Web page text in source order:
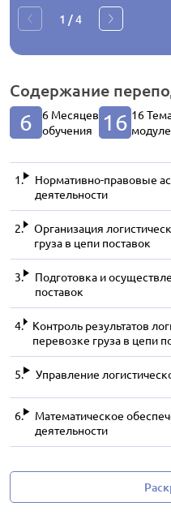
1 /4
Содержание
6
6 Месяцев
обучения
16 16
Нормативно-правовые
деятельности
Организация
груза в цепи поставок
Подготовка и
поставок
Контроль результатов
перевозке груза в цепи
Управление
Математическое
деятельности